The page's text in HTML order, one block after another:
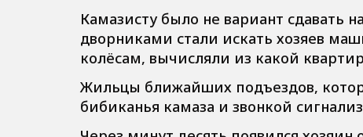
Камазисту было не вариант сдавать
дворниками стали искать хозяев
колёсам, вычисляли из какой
Жильцы ближайших подъездов,
бибиканья камаза и звонкой